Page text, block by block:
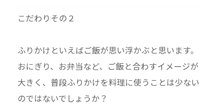
こだわりその２
ふりかけといえばご飯が思い浮かぶと思います。
おにぎり、お弁当など、ご飯と合わすイメージが
大きく、普段ふりかけを料理に使うことは少ない
のではないでしょうか？